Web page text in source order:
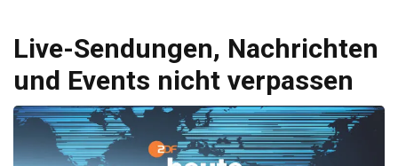
Live-Sendungen, Nachrichten
und Events nicht verpassen